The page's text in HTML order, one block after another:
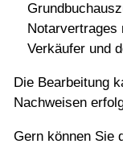
Formulare
Kontakt
Notarvertrages
Verkäufer und
Die Bearbeitung
Nachweisen
Gern können Sie